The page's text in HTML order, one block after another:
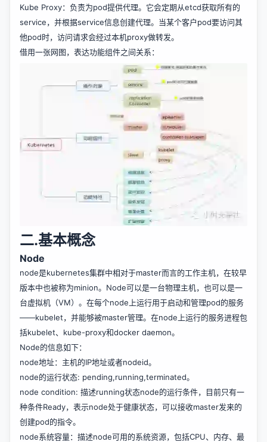
Kube Proxy：负责为pod提供代理。它会定期从etcd获取所有的
service，并根据service信息创建代理。当某个客户pod要访问其
他pod时，访问请求会经过本机proxy做转发。
借用一张网图，表达功能组件之间关系：
二.基本概念
Node
node是kubernetes集群中相对于master而言的工作主机，在较早
版本中也被称为minion。Node可以是一台物理主机，也可以是一
台虚拟机（VM）。在每个node上运行用于启动和管理pod的服务
——kubelet，并能够被master管理。在node上运行的服务进程包
括kubelet、kube-proxy和docker daemon。
Node的信息如下：
node地址：主机的IP地址或者nodeid。
node的运行状态: pending,running,terminated。
node condition: 描述running状态node的运行条件，目前只有一
种条件Ready，表示node处于健康状态，可以接收master发来的
创建pod的指令。
node系统容量：描述node可用的系统资源，包括CPU、内存、最